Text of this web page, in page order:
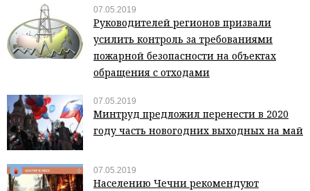
07.05.2019
Руководителей регионов призвали
усилить контроль за требованиями
пожарной безопасности на объектах
обращения с отходами
07.05.2019
Минтруд предложил перенести в 2020
году часть новогодних выходных на май
07.05.2019
Населению Чечни рекомендуют